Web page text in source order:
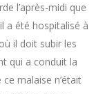
l’après-midi que
a été hospitalisé à
il doit subir les
qui a conduit la
malaise n’était